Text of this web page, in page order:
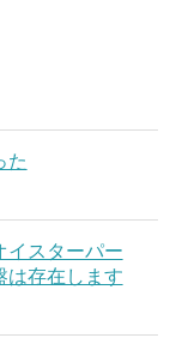
た
イスターパー
は存在します